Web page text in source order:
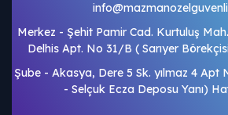
Merkez - Şehit Pamir Cad. Kurtuluş
Delhis Apt. No 31/B ( Sarıyer
Şube - Akasya, Dere 5 Sk. yılmaz 4 Apt
- Selçuk Ecza Deposu Yanı)